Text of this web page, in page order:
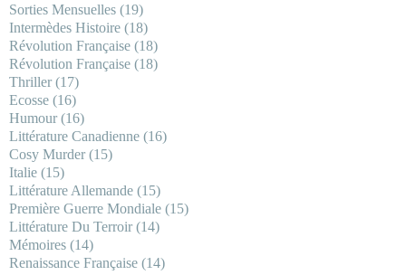
Sorties Mensuelles (19)
Intermèdes Histoire (18)
Révolution Française (18)
Révolution Française (18)
Thriller(17)
Ecosse (16)
Humour(16)
Littérature Canadienne (16)
Cosy Murder(15)
Italie (15)
Littérature Allemande (15)
Première Guerre Mondiale (15)
Littérature Du Terroir(14)
Mémoires (14)
Renaissance Française (14)